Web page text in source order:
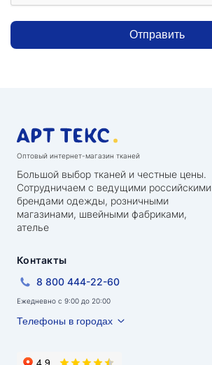
Отправить
Оптовый интернет-магазин тканей
Большой выбор тканей и честные цены.
Сотрудничаем с ведущими российскими
брендами одежды, розничными
магазинами, швейными фабриками,
ателье
Контакты
8 800 444-22-60
Ежедневно с 9:00 до 20:00
Телефоны в городах